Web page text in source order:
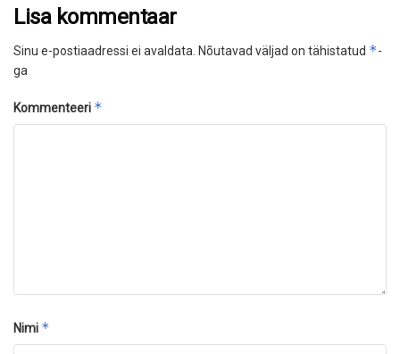
Lisa kommentaar
Sinu e-postiaadressi ei avaldata. Nõutavad väljad on tähistatud *-
ga
Kommenteeri *
Nimi *